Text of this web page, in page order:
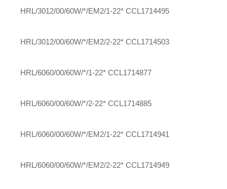
HRL/3012/00/60W/*/EM2/1-22* CCL1714495
HRL/3012/00/60W/*/EM2/2-22* CCL1714503
HRL/6060/00/60W/*/1-22* CCL1714877
HRL/6060/00/60W/*/2-22* CCL1714885
HRL/6060/00/60W/*/EM2/1-22* CCL1714941
HRL/6060/00/60W/*/EM2/2-22* CCL1714949